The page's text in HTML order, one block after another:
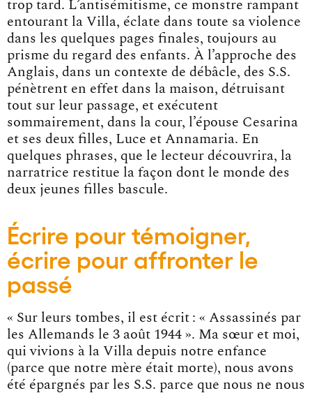
trop tard. L’antisémitisme, ce monstre rampant
entourant la Villa, éclate dans toute sa violence
dans les quelques pages finales, toujours au
prisme du regard des enfants. À l’approche des
Anglais, dans un contexte de débâcle, des S.S.
pénètrent en effet dans la maison, détruisant
tout sur leur passage, et exécutent
sommairement, dans la cour, l’épouse Cesarina
et ses deux filles, Luce et Annamaria. En
quelques phrases, que le lecteur découvrira, la
narratrice restitue la façon dont le monde des
deux jeunes filles bascule.
Écrire pour témoigner,
écrire pour affronter le
passé
« Sur leurs tombes, il est écrit : « Assassinés par
les Allemands le 3 août 1944 ». Ma sœur et moi,
qui vivions à la Villa depuis notre enfance
(parce que notre mère était morte), nous avons
été épargnés par les S.S. parce que nous ne nous